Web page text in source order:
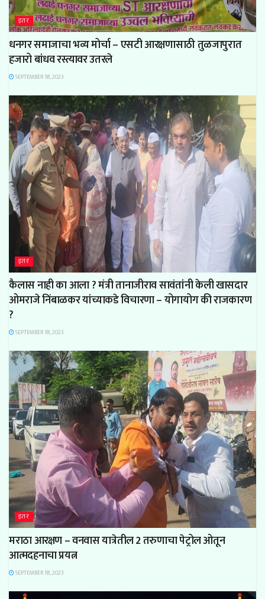
इतर
धनगर समाजाचा भव्य मोर्चा – एसटी आरक्षणासाठी तुळजापुरात
हजारो बांधव रस्त्यावर उतरले
SEPTEMBER 18, 2023
इतर
कैलास नाही का आला ? मंत्री तानाजीराव सावंतांनी केली खासदार
ओमराजे निंबाळकर यांच्याकडे विचारणा – योगायोग की राजकारण
?
SEPTEMBER 18, 2023
इतर
मराठा आरक्षण – वनवास यात्रेतील 2 तरुणाचा पेट्रोल ओतून
आत्मदहनाचा प्रयत्न
SEPTEMBER 18, 2023